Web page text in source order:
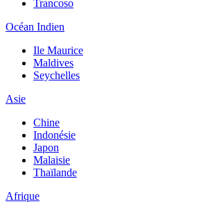
Trancoso
Océan Indien
Ile Maurice
Maldives
Seychelles
Asie
Chine
Indonésie
Japon
Malaisie
Thaïlande
Afrique